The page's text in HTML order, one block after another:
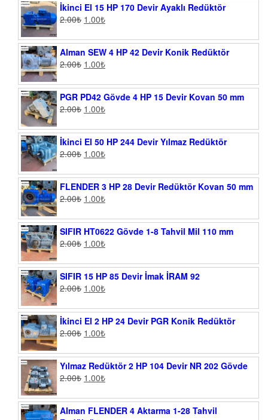
İkinci El 15 HP 170 Devir Ayaklı Redüktör
2.00₺ 1.00₺
Alman SEW 4 HP 42 Devir Konik Redüktör
2.00₺ 1.00₺
PGR PD42 Gövde 4 HP 15 Devir Kovan 50 mm
2.00₺ 1.00₺
İkinci El 50 HP 244 Devir Yılmaz Redüktör
2.00₺ 1.00₺
FLENDER 3 HP 28 Devir Redüktör Kovan 50 mm
2.00₺ 1.00₺
SIFIR HT0622 Gövde 1-8 Tahvil Mil 110 mm
2.00₺ 1.00₺
SIFIR 15 HP 85 Devir İmak İRAM 92
2.00₺ 1.00₺
İkinci El 2 HP 24 Devir PGR Konik Redüktör
2.00₺ 1.00₺
Yılmaz Redüktör 2 HP 104 Devir NR 202 Gövde
2.00₺ 1.00₺
Alman FLENDER 4 Aktarma 1-28 Tahvil